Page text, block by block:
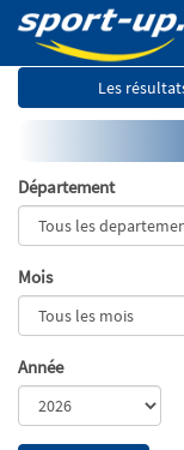
Les
Département
Mois
Année